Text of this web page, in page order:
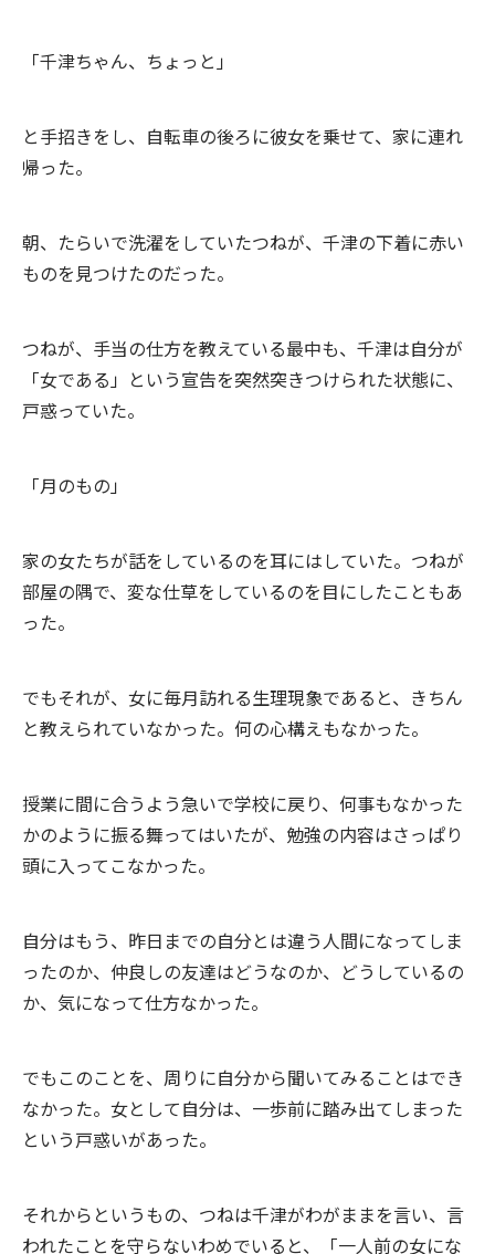
「千津ちゃん、ちょっと」
と手招きをし、自転車の後ろに彼女を乗せて、家に連れ
帰った。
朝、たらいで洗濯をしていたつねが、千津の下着に赤い
ものを見つけたのだった。
つねが、手当の仕方を教えている最中も、千津は自分が
「女である」という宣告を突然突きつけられた状態に、
戸惑っていた。
「月のもの」
家の女たちが話をしているのを耳にはしていた。つねが
部屋の隅で、変な仕草をしているのを目にしたこともあ
った。
でもそれが、女に毎月訪れる生理現象であると、きちん
と教えられていなかった。何の心構えもなかった。
授業に間に合うよう急いで学校に戻り、何事もなかった
かのように振る舞ってはいたが、勉強の内容はさっぱり
頭に入ってこなかった。
自分はもう、昨日までの自分とは違う人間になってしま
ったのか、仲良しの友達はどうなのか、どうしているの
か、気になって仕方なかった。
でもこのことを、周りに自分から聞いてみることはでき
なかった。女として自分は、一歩前に踏み出てしまった
という戸惑いがあった。
それからというもの、つねは千津がわがままを言い、言
われたことを守らないわめでいると、「一人前の女にな